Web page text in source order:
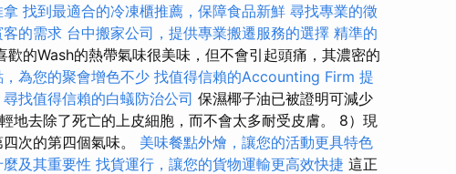
找到最適合的冷凍櫃推薦，保障食品新鮮 尋找專業的徵
的需求 台中搬家公司，提供專業搬遷服務的選擇 精準的
的Wash的熱帶氣味很美味，但不會引起頭痛，其濃密的
為您的聚會增色不少 找值得信賴的Accounting Firm 提
找值得信賴的白蟻防治公司 保濕椰子油已被證明可減少
地去除了死亡的上皮細胞，而不會太多耐受皮膚。 8）現
次的第四個氣味。 美味餐點外燴，讓您的活動更具特色
及其重要性 找貨運行，讓您的貨物運輸更高效快捷 這正